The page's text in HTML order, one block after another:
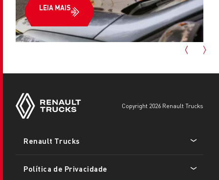
LEIA MAIS
copyright 2026 Renault Trucks
menu
Renault Trucks
Política de Privacidade